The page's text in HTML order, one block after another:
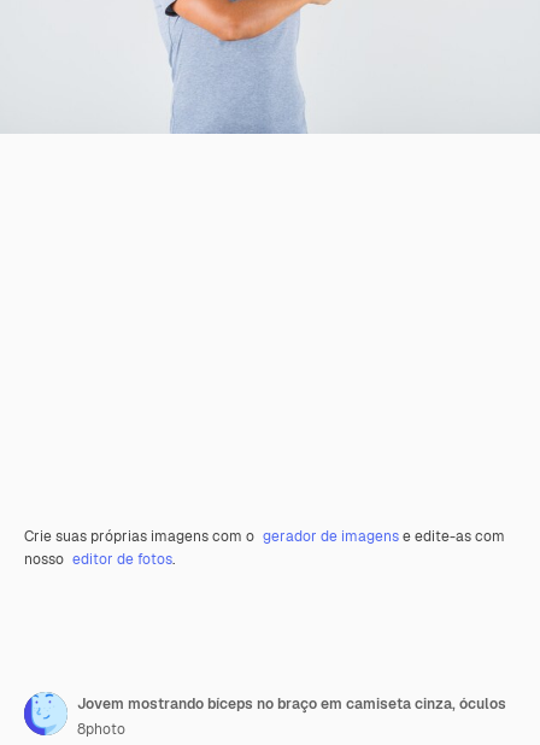
Crie suas próprias imagens com o gerador de imagense edite-as com
nosso editor de fotos.
Jovem mostrando bíceps no braço em camiseta cinza, óculos
8photo